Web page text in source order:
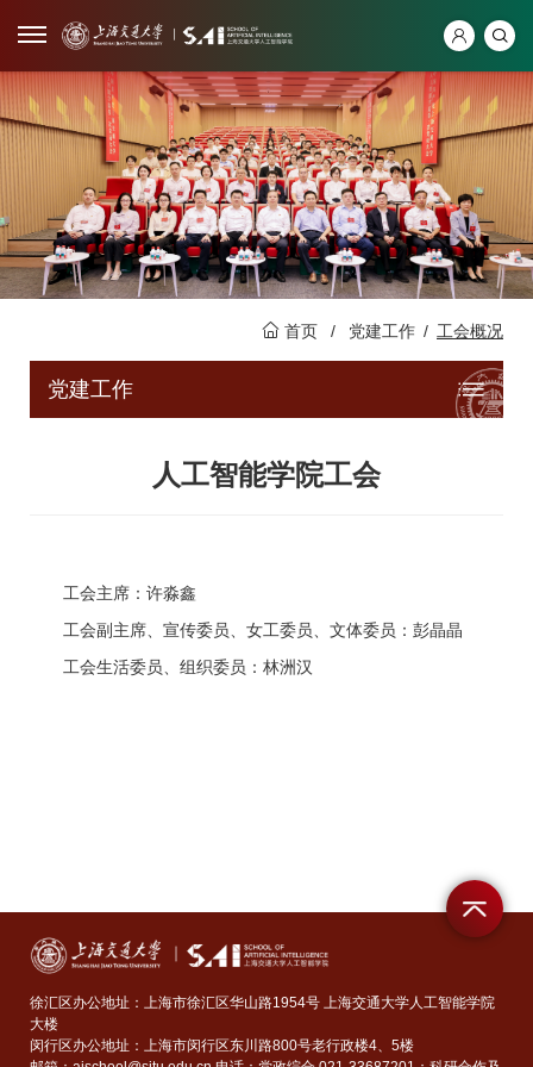
首页 / 党建工作 / 工会概况
党建工作
人工智能学院工会
工会主席：许淼鑫
工会副主席、宣传委员、女工委员、文体委员：彭晶晶
工会生活委员、组织委员：林洲汉
徐汇区办公地址：上海市徐汇区华山路1954号 上海交通大学人工智能学院
大楼
闵行区办公地址：上海市闵行区东川路800号老行政楼4、5楼